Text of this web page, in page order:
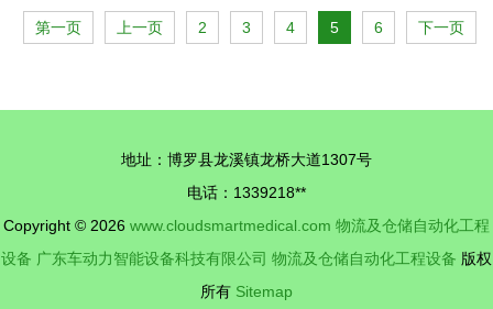
化引领未来
前景
的设计制造
行机制
第一页 上一页 2 3 4 5 6 下一页
地址：博罗县龙溪镇龙桥大道1307号
电话：1339218**
Copyright © 2026 www.cloudsmartmedical.com 物流及仓储自动化工程
设备 广东车动力智能设备科技有限公司 物流及仓储自动化工程设备 版权
所有 Sitemap